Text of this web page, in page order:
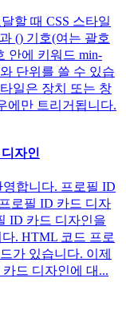
할 때 CSS 스타일
() 기호(여는 괄호
안에 키워드 min-
단위를 쓸 수 있습
일은 장치 또는 창
에만 트리거됩니다.
자인
영합니다. 프로필 ID
로필 ID 카드 디자
ID 카드 디자인을
. HTML 코드 프로
가 있습니다. 이제
드 디자인에 대...